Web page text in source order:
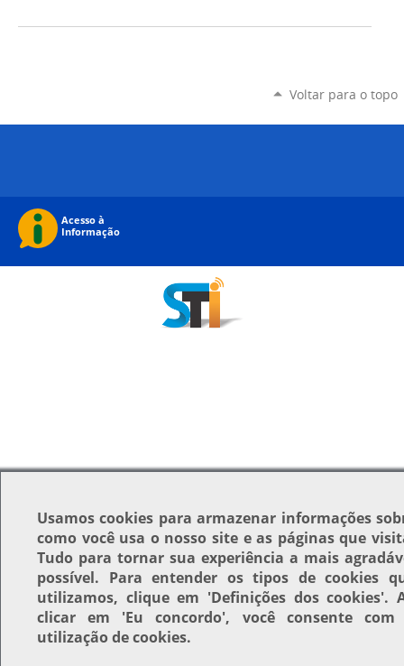
Voltar para o topo
Usamoscookies para armazenar informações
como você usa o nosso site e as páginas que
Tudo para tornar sua experiência a mais
possível. Para entender os tipos de cookies
utilizamos, clique em 'Definições dos cookies'.
clicar em 'Eu concordo', você consente com
utilização de cookies.